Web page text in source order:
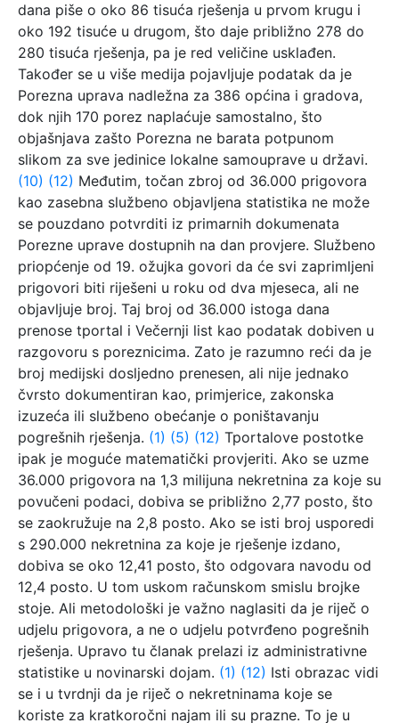
dana piše o oko 86 tisuća rješenja u prvom krugu i
oko 192 tisuće u drugom, što daje približno 278 do
280 tisuća rješenja, pa je red veličine usklađen.
Također se u više medija pojavljuje podatak da je
Porezna uprava nadležna za 386 općina i gradova,
dok njih 170 porez naplaćuje samostalno, što
objašnjava zašto Porezna ne barata potpunom
slikom za sve jedinice lokalne samouprave u državi.
(10) (12) Međutim, točan zbroj od 36.000 prigovora
kao zasebna službeno objavljena statistika ne može
se pouzdano potvrditi iz primarnih dokumenata
Porezne uprave dostupnih na dan provjere. Službeno
priopćenje od 19. ožujka govori da će svi zaprimljeni
prigovori biti riješeni u roku od dva mjeseca, ali ne
objavljuje broj. Taj broj od 36.000 istoga dana
prenose tportal i Večernji list kao podatak dobiven u
razgovoru s poreznicima. Zato je razumno reći da je
broj medijski dosljedno prenesen, ali nije jednako
čvrsto dokumentiran kao, primjerice, zakonska
izuzeća ili službeno obećanje o poništavanju
pogrešnih rješenja. (1) (5) (12) Tportalove postotke
ipak je moguće matematički provjeriti. Ako se uzme
36.000 prigovora na 1,3 milijuna nekretnina za koje su
povučeni podaci, dobiva se približno 2,77 posto, što
se zaokružuje na 2,8 posto. Ako se isti broj usporedi
s 290.000 nekretnina za koje je rješenje izdano,
dobiva se oko 12,41 posto, što odgovara navodu od
12,4 posto. U tom uskom računskom smislu brojke
stoje. Ali metodološki je važno naglasiti da je riječ o
udjelu prigovora, a ne o udjelu potvrđeno pogrešnih
rješenja. Upravo tu članak prelazi iz administrativne
statistike u novinarski dojam. (1) (12) Isti obrazac vidi
se i u tvrdnji da je riječ o nekretninama koje se
koriste za kratkoročni najam ili su prazne. To je u